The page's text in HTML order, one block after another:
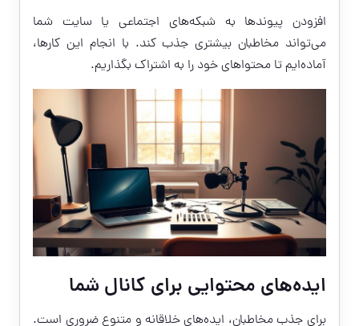
افزودن پیوندها به شبکه‌های اجتماعی یا سایت شما
می‌تواند مخاطبان بیشتری جذب کند. با انجام این کارها،
آماده‌ایم تا محتواهای خود را به اشتراک بگذاریم.
ایده‌های محتوایی برای کانال شما
برای جذب مخاطبان، ایده‌های خلاقانه و متنوع ضروری است.